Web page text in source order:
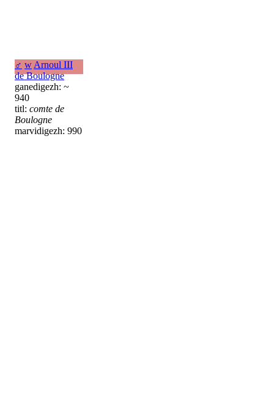
♂ w Arnoul III
de Boulogne
ganedigezh: ~
940
titl: comte de
Boulogne
marvidigezh: 990